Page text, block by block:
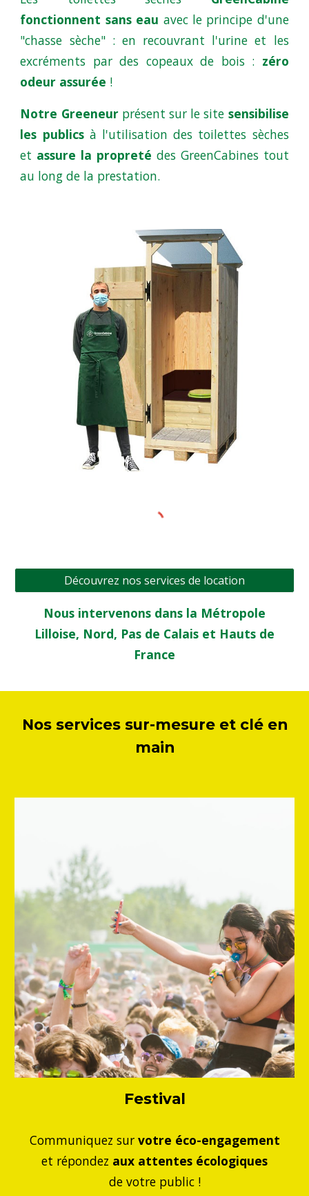
fonctionnent sans eau avec le principe d'une
"chasse sèche" : en recouvrant l'urine et les
excréments par des copeaux de bois : zéro
odeur assurée !
Notre Greeneurprésent sur le site sensibilise
les publicsà l'utilisation des toilettes sèches
et assure la propreté des GreenCabines tout
au long de la prestation.
Découvrez nos services de location
Nous intervenons dans la Métropole
Lilloise, Nord, Pas de Calais et Hauts de
France
Nos services sur-mesure et clé en
main
Festival
Communiquez sur votre éco-engagement
et répondez aux attentes écologiques
de votre public !